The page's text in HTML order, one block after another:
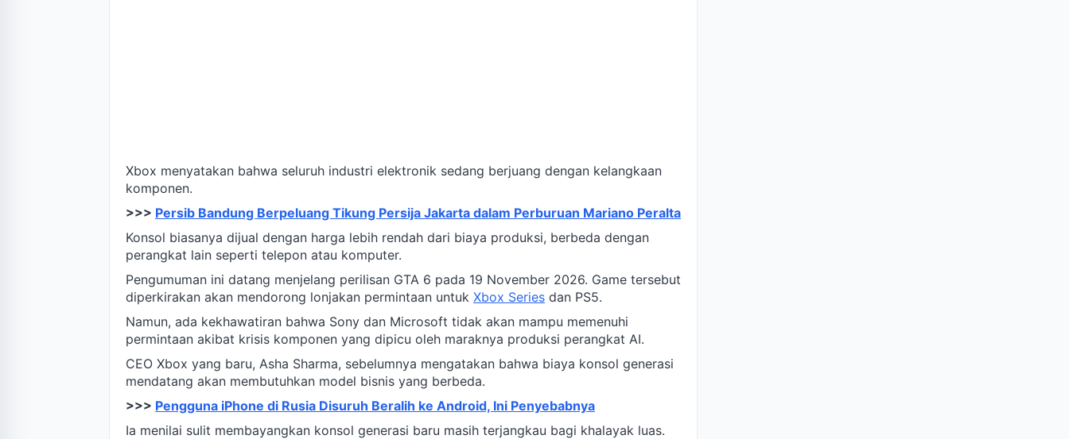
Xbox menyatakan bahwa seluruh industri elektronik sedang berjuang dengan kelangkaan
komponen.
>>> Persib Bandung Berpeluang Tikung Persija Jakarta dalam Perburuan Mariano Peralta
Konsol biasanya dijual dengan harga lebih rendah dari biaya produksi, berbeda dengan
perangkat lain seperti telepon atau komputer.
Pengumuman ini datang menjelang perilisan GTA 6 pada 19 November 2026. Game tersebut
diperkirakan akan mendorong lonjakan permintaan untuk Xbox Series dan PS5.
Namun, ada kekhawatiran bahwa Sony dan Microsoft tidak akan mampu memenuhi
permintaan akibat krisis komponen yang dipicu oleh maraknya produksi perangkat AI.
CEO Xbox yang baru, Asha Sharma, sebelumnya mengatakan bahwa biaya konsol generasi
mendatang akan membutuhkan model bisnis yang berbeda.
>>> Pengguna iPhone di Rusia Disuruh Beralih ke Android, Ini Penyebabnya
Ia menilai sulit membayangkan konsol generasi baru masih terjangkau bagi khalayak luas.